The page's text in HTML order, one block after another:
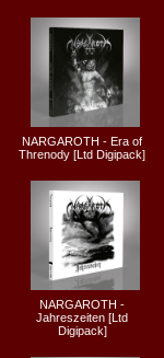
NARGAROTH - Era of
Threnody [Ltd Digipack]
NARGAROTH -
Jahreszeiten [Ltd
Digipack]